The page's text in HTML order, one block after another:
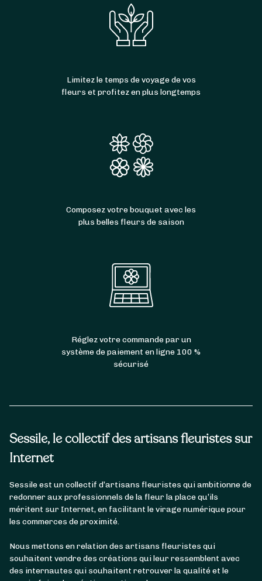
Sessile, le collectif des artisans fleuristes sur
Internet
Sessile est un collectif d’artisans fleuristes qui ambitionne de
redonner aux professionnels de la fleur la place qu’ils
méritent sur Internet, en facilitant le virage numérique pour
les commerces de proximité.
Nous mettons en relation des artisans fleuristes qui
souhaitent vendre des créations qui leur ressemblent avec
des internautes qui souhaitent retrouver la qualité et le
Limitez le temps de voyage de vos
fleurs et profitez en plus longtemps
Composez votre bouquet avec les
plus belles fleurs de saison
Réglez votre commande par un
système de paiement en ligne 100 %
sécurisé